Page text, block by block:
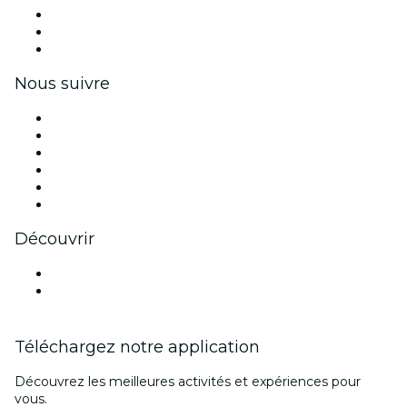
Nous suivre
Découvrir
Téléchargez notre application
Découvrez les meilleures activités et expériences pour
vous.